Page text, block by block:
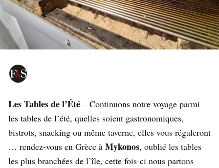
Les Tables de l’Été – Continuons notre voyage parmi
les tables de l’été, quelles soient gastronomiques,
bistrots, snacking ou même taverne, elles vous régaleront
… rendez-vous en Grèce à Mykonos, oublié les tables
les plus branchées de l’île, cette fois-ci nous partons